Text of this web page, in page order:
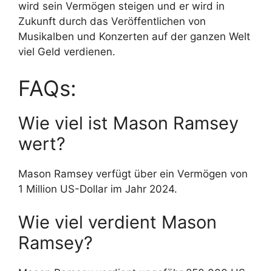
wird sein Vermögen steigen und er wird in
Zukunft durch das Veröffentlichen von
Musikalben und Konzerten auf der ganzen Welt
viel Geld verdienen.
FAQs:
Wie viel ist Mason Ramsey
wert?
Mason Ramsey verfügt über ein Vermögen von
1 Million US-Dollar im Jahr 2024.
Wie viel verdient Mason
Ramsey?